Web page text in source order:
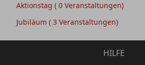
Aktionstag ( 0 Veranstaltungen)
Jubiläum ( 3 Veranstaltungen)
HILFE